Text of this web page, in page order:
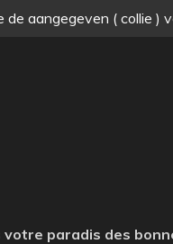
aangegeven ( collie )
votre paradis des